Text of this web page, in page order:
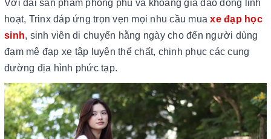
Với dải sản phẩm phong phú và khoảng giá dao động linh
hoạt, Trinx đáp ứng trọn vẹn mọi nhu cầu muaxe đạp học
sinh, sinh viên di chuyển hằng ngày cho đến người dùng
đam mê đạp xe tập luyện thể chất, chinh phục các cung
đường địa hình phức tạp.